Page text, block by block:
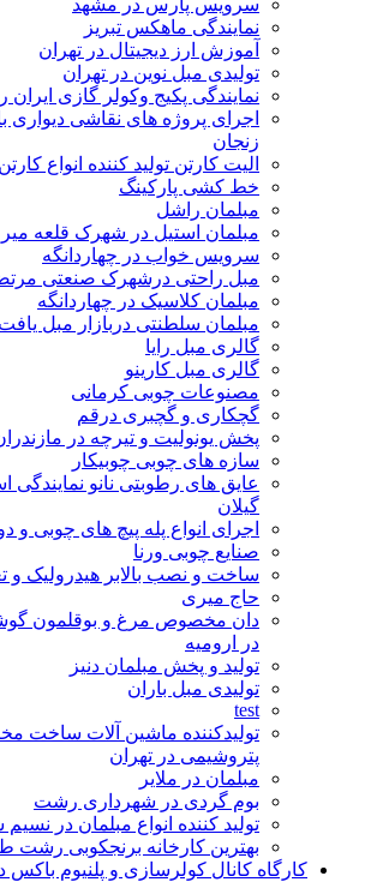
سرویس پارس در مشهد
نمایندگی ماهکس تبریز
آموزش ارز دیجیتال در تهران
تولیدی مبل نوین در تهران
نمایندگی پکیج وکولر گازی ایران
اجرای پروژه های نقاشی دیواری
زنجان
الیت کارتن تولید کننده انواع
خط کشی پارکینگ
مبلمان راشل
مبلمان استیل در شهرک قلعه میر
سرویس خواب در چهاردانگه
مبل راحتی درشهرک صنعتی
مبلمان کلاسیک در چهاردانگه
مبلمان سلطنتی دربازار مبل یافت
گالری مبل رایا
گالری مبل کارینو
مصنوعات چوبی کرمانی
گچکاری و گچبری درقم
پخش یونولیت و تیرچه در
سازه های چوبی چوبیکار
عایق های رطوبتی نانو نمایندگی
گیلان
اجرای انواع پله پیچ های چوبی و
صنایع چوبی ورنا
ساخت و نصب بالابر هیدرولیک و
حاج میری
دان مخصوص مرغ و بوقلمون
در ارومیه
تولید و پخش مبلمان دنیز
تولیدی مبل باران
test
تولیدکننده ماشین آلات ساخت
پتروشیمی در تهران
مبلمان در ملایر
بوم گردی در شهرداری رشت
تولید کننده انواع مبلمان در نسیم
بهترین کارخانه برنجکوبی رشت
کارگاه کانال کولرسازی و پلنیوم باکس